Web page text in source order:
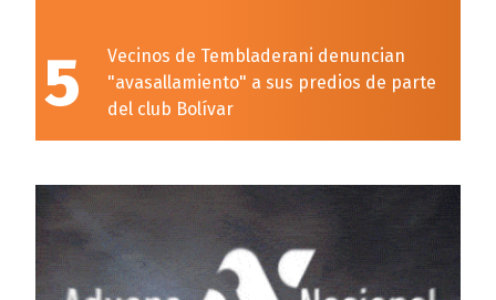
5
Vecinos de Tembladerani denuncian
"avasallamiento" a sus predios de parte
del club Bolívar